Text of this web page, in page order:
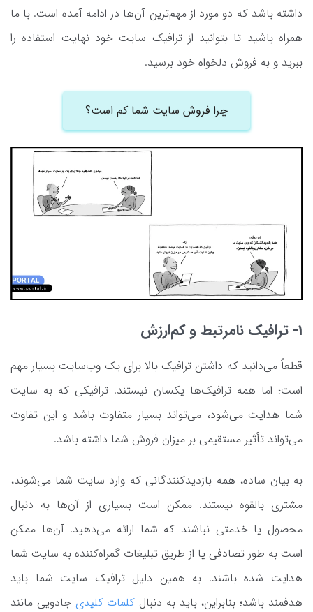
داشته باشد که دو مورد از مهم‌ترین آن‌ها در ادامه آمده است. با ما
همراه باشید تا بتوانید از ترافیک سایت خود نهایت استفاده را
ببرید و به فروش دلخواه خود برسید.
چرا فروش سایت شما کم است؟
1- ترافیک نامرتبط و کم‌ارزش
قطعاً می‌دانید که داشتن ترافیک بالا برای یک وب‌سایت بسیار مهم
است؛ اما همه ترافیک‌ها یکسان نیستند. ترافیکی که به سایت
شما هدایت می‌شود، می‌تواند بسیار متفاوت باشد و این تفاوت
می‌تواند تأثیر مستقیمی بر میزان فروش شما داشته باشد.
به بیان ساده، همه بازدیدکنندگانی که وارد سایت شما می‌شوند،
مشتری بالقوه نیستند. ممکن است بسیاری از آن‌ها به دنبال
محصول یا خدمتی نباشند که شما ارائه می‌دهید. آن‌ها ممکن
است به طور تصادفی یا از طریق تبلیغات گمراه‌کننده به سایت شما
هدایت شده باشند. به همین دلیل ترافیک سایت شما باید
هدفمند باشد؛ بنابراین، باید به دنبال کلمات کلیدی جادویی مانند